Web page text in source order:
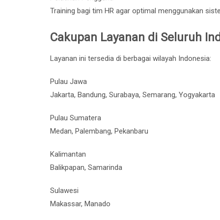
Training bagi tim HR agar optimal menggunakan
Cakupan Layanan di Seluruh
Layanan ini tersedia di berbagai wilayah Indonesia:
Pulau Jawa
Jakarta, Bandung, Surabaya, Semarang, Yogyakarta
Pulau Sumatera
Medan, Palembang, Pekanbaru
Kalimantan
Balikpapan, Samarinda
Sulawesi
Makassar, Manado